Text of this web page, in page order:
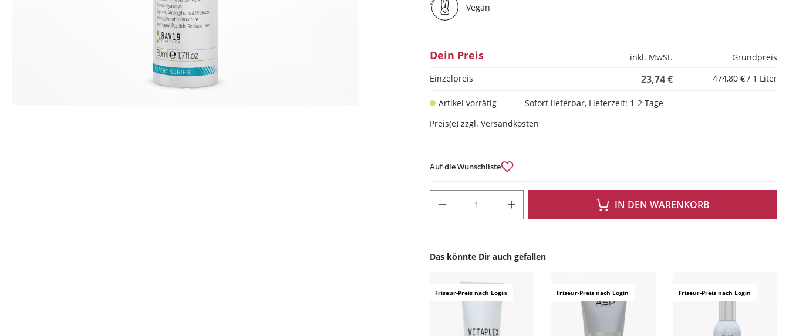
Vegan
Dein Preis inkl. MwSt.
Grundpreis
Einzelpreis
23,74 € 474,80 € / 1 Liter
Artikel vorrätig
Sofort lieferbar, Lieferzeit: 1-2 Tage
Preis(e) zzgl. Versandkosten
Auf die Wunschliste
IN DEN WARENKORB
Das könnte Dir auch gefallen
Friseur-Preis nach Login Friseur-Preis nach Login Friseur-Preis nach Login